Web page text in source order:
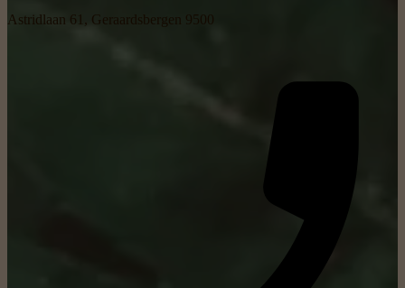
Astridlaan 61, Geraardsbergen 9500